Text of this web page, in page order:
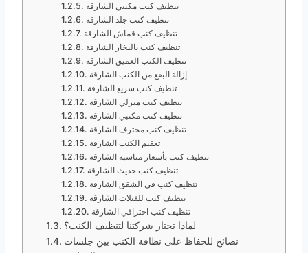
تنظيف كنب مكتبي الشارقة
تنظيف كنب جلد الشارقة
تنظيف كنب قماش الشارقة
تنظيف كنب بالبخار الشارقة
تنظيف الكنب العميق الشارقة
إزالة البقع من الكنب الشارقة
تنظيف كنب سريع الشارقة
تنظيف كنب منزلي الشارقة
تنظيف كنب مكتبي الشارقة
تنظيف كنب محترف الشارقة
تعقيم الكنب الشارقة
تنظيف كنب بأسعار مناسبة الشارقة
تنظيف كنب حديث الشارقة
تنظيف كنب في الشقق الشارقة
تنظيف كنب للفيلات الشارقة
تنظيف كنب احترافي الشارقة
لماذا تختار شركتنا لتنظيف الكنب؟
نصائح للحفاظ على نظافة الكنب بين جلسات